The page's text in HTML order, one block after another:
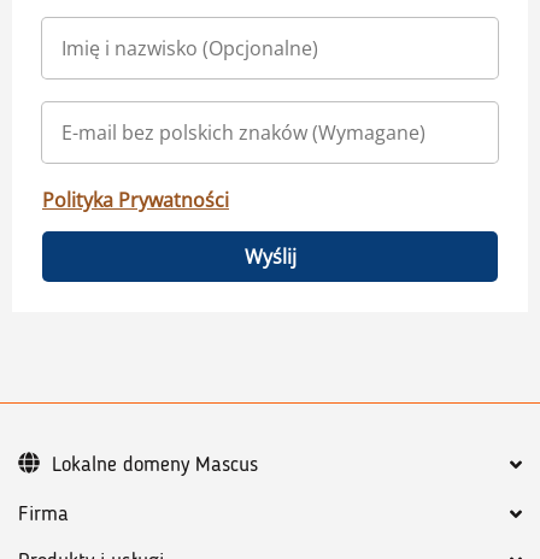
Polityka Prywatności
Wyślij
Firma
Lokalne domeny Mascus